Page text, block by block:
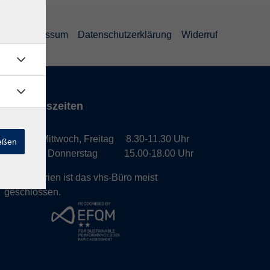
Impressum Datenschutzerklärung Widerruf
Öffnungszeiten
Montag, Mittwoch, Freitag 8.30-11.30 Uhr
Dienstag, Donnerstag 15.00-18.00 Uhr
In den Ferien ist das vhs-Büro meist
geschlossen.